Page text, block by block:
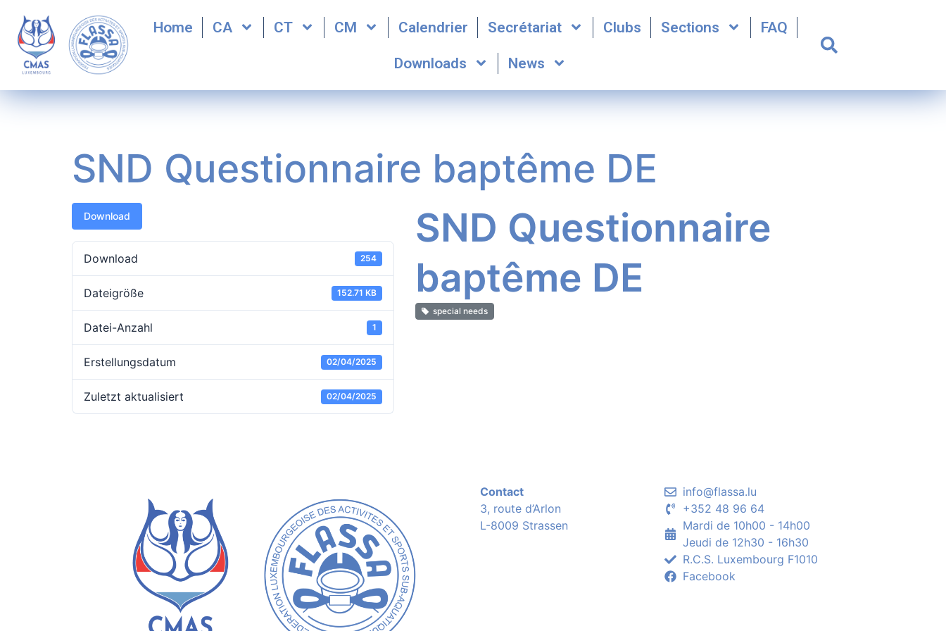
Home CA CT CM Calendrier Secrétariat Clubs Sections FAQ
Downloads News
SND Questionnaire baptême DE
Download
Download 254
Dateigröße 152.71 KB
Datei-Anzahl 1
Erstellungsdatum 02/04/2025
Zuletzt aktualisiert 02/04/2025
SND Questionnaire
baptême DE
special needs
Contact
3, route d’Arlon
L-8009 Strassen
info@flassa.lu
+352 48 96 64
Mardi de 10h00 - 14h00
Jeudi de 12h30 - 16h30
R.C.S. Luxembourg F1010
Facebook